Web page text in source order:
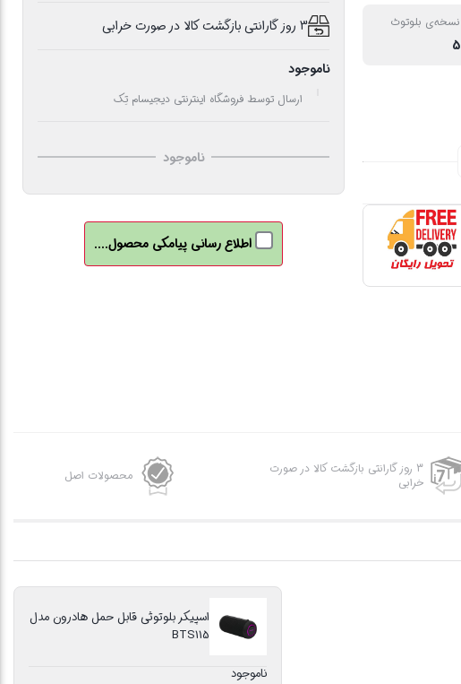
نسخه‌ی بلوتوث
5
3 روز گارانتی بازگشت کالا در صورت خرابی
ناموجود
ارسال توسط فروشگاه اینترنتی دیجیسام تِک
ناموجود
اطلاع رسانی پیامکی محصول....
3 روز گارانتی بازگشت کالا در صورت
خرابی
محصولات اصل
اسپیکر بلوتوثی قابل حمل هادرون مدل
BTS115
ناموجود